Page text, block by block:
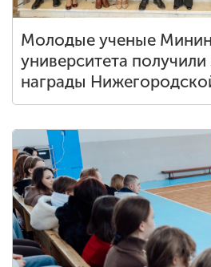
Молодые ученые
университета
награды